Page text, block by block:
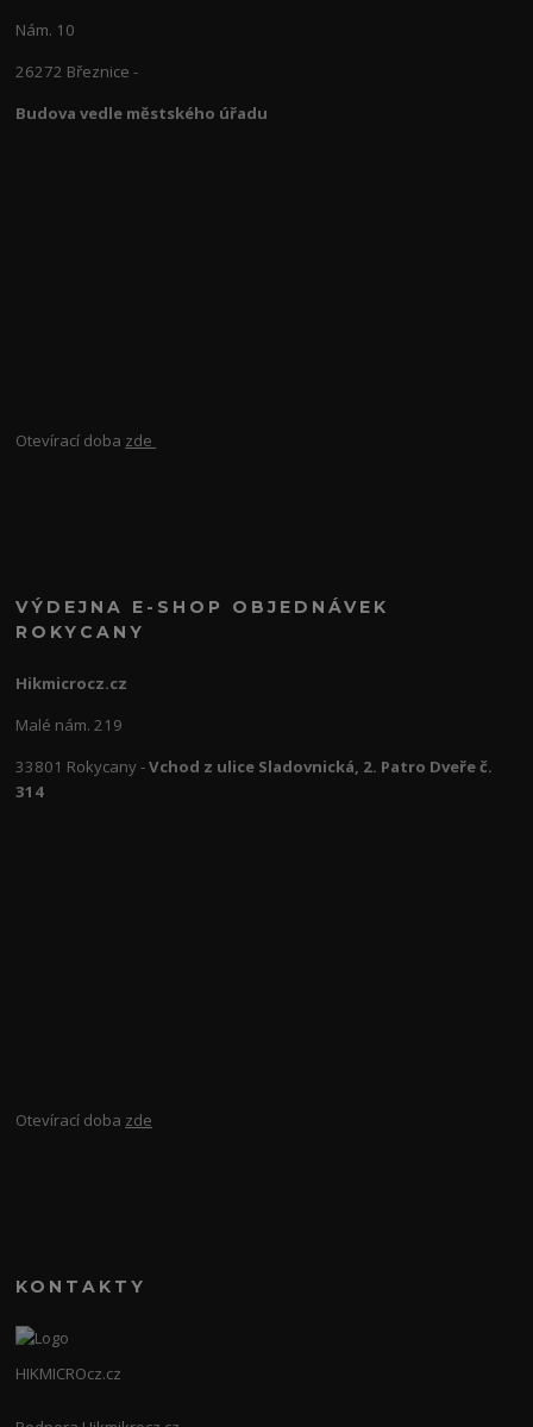
Nám. 10
26272 Březnice -
Budova vedle městského úřadu
Otevírací doba zde
VÝDEJNA E-SHOP OBJEDNÁVEK
ROKYCANY
Hikmicrocz.cz
Malé nám. 219
33801 Rokycany -Vchod z ulice Sladovnická, 2. Patro Dveře č.
314
Otevírací doba zde
KONTAKTY
HIKMICROcz.cz